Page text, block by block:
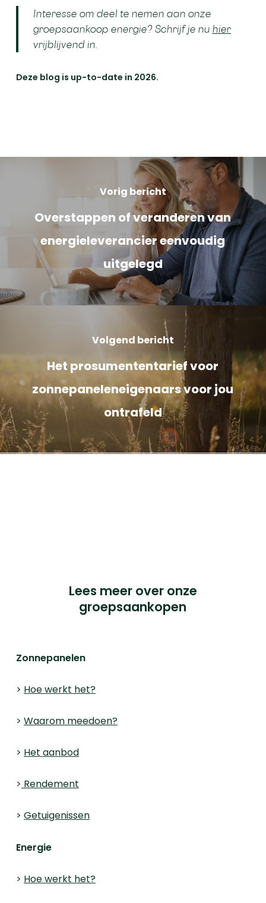
Interesse om deel te nemen aan onze
groepsaankoop energie? Schrijf je nu hier
vrijblijvend in.
Deze blog is up-to-date in 2026.
Vorig bericht
Overstappen of veranderen van
energieleverancier eenvoudig
uitgelegd
Volgend bericht
Het prosumententarief voor
zonnepaneleneigenaars voor jou
ontrafeld
Lees meer over onze
groepsaankopen
Zonnepanelen
> Hoe werkt het?
> Waarom meedoen?
> Het aanbod
> Rendement
> Getuigenissen
Energie
> Hoe werkt het?